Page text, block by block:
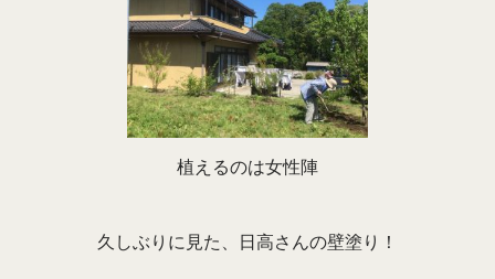
植えるのは女性陣
久しぶりに見た、日高さんの壁塗り！